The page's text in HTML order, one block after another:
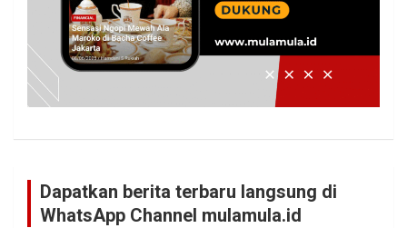
Dapatkan berita terbaru langsung di
WhatsApp Channel mulamula.id